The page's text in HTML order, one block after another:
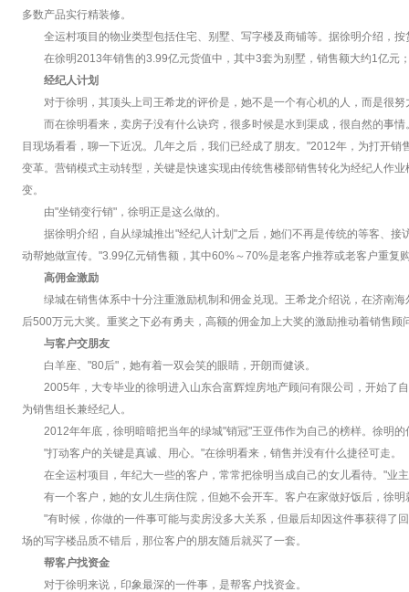
多数产品实行精装修。
全运村项目的物业类型包括住宅、别墅、写字楼及商铺等。据徐明介绍，
在徐明2013年销售的3.99亿元货值中，其中3套为别墅，销售额大约1亿
经纪人计划
对于徐明，其顶头上司王希龙的评价是，她不是一个有心机的人，而是很努
而在徐明看来，卖房子没有什么诀窍，很多时候是水到渠成，很自然的事
目现场看看，聊一下近况。几年之后，我们已经成了朋友。"2012年，为打开
变革。营销模式主动转型，关键是快速实现由传统售楼部销售转化为经纪人作
变。
由"坐销变行销"，徐明正是这么做的。
据徐明介绍，自从绿城推出"经纪人计划"之后，她们不再是传统的等客、
动帮她做宣传。"3.99亿元销售额，其中60%～70%是老客户推荐或老客户重复
高佣金激励
绿城在销售体系中十分注重激励机制和佣金兑现。王希龙介绍说，在济南
后500万元大奖。重奖之下必有勇夫，高额的佣金加上大奖的激励推动着销售顾
与客户交朋友
白羊座、"80后"，她有着一双会笑的眼睛，开朗而健谈。
2005年，大专毕业的徐明进入山东合富辉煌房地产顾问有限公司，开始了
为销售组长兼经纪人。
2012年年底，徐明暗暗把当年的绿城"销冠"王亚伟作为自己的榜样。徐明
"打动客户的关键是真诚、用心。"在徐明看来，销售并没有什么捷径可走。
在全运村项目，年纪大一些的客户，常常把徐明当成自己的女儿看待。"业
有一个客户，她的女儿生病住院，但她不会开车。客户在家做好饭后，徐
"有时候，你做的一件事可能与卖房没多大关系，但最后却因这件事获得了
场的写字楼品质不错后，那位客户的朋友随后就买了一套。
帮客户找资金
对于徐明来说，印象最深的一件事，是帮客户找资金。